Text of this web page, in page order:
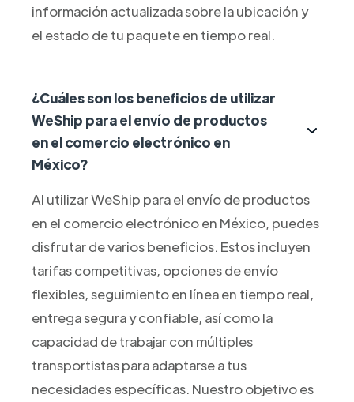
información actualizada sobre la ubicación y
el estado de tu paquete en tiempo real.
¿Cuáles son los beneficios de utilizar
WeShip para el envío de productos
en el comercio electrónico en
México?
Al utilizar WeShip para el envío de productos
en el comercio electrónico en México, puedes
disfrutar de varios beneficios. Estos incluyen
tarifas competitivas, opciones de envío
flexibles, seguimiento en línea en tiempo real,
entrega segura y confiable, así como la
capacidad de trabajar con múltiples
transportistas para adaptarse a tus
necesidades específicas. Nuestro objetivo es